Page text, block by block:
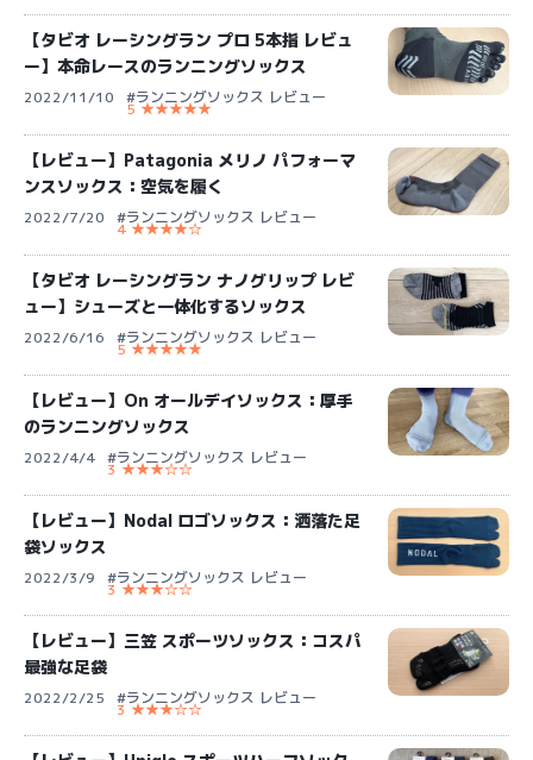
【タビオ レーシングラン プロ 5本指 レビュ
ー】本命レースのランニングソックス
2022/11/10 #ランニングソックス レビュー
5 ★★★★★
【レビュー】Patagonia メリノ パフォーマ
ンスソックス：空気を履く
2022/7/20 #ランニングソックス レビュー
4 ★★★★☆
【タビオ レーシングラン ナノグリップ レビ
ュー】シューズと一体化するソックス
2022/6/16 #ランニングソックス レビュー
5 ★★★★★
【レビュー】On オールデイソックス：厚手
のランニングソックス
2022/4/4 #ランニングソックス レビュー
3 ★★★☆☆
【レビュー】Nodal ロゴソックス：洒落た足
袋ソックス
2022/3/9 #ランニングソックス レビュー
3 ★★★☆☆
【レビュー】三笠 スポーツソックス：コスパ
最強な足袋
2022/2/25 #ランニングソックス レビュー
3 ★★★☆☆